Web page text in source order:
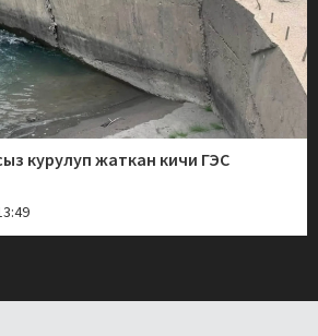
курулуп жаткан кичи ГЭС